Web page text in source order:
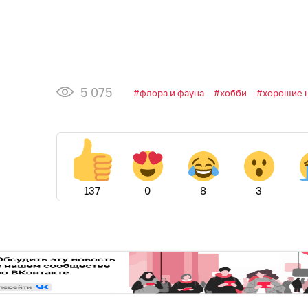
5 075 флора и фауна хобби хорошие
137 0 8 3